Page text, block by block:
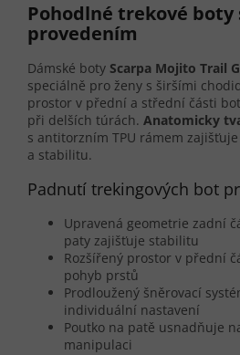
Pohodlné trekové boty
provedením
Dámské boty Scarpa Mojito Trail
speciálně pro ženy s širšími
prostor v přední a střední části
při delších túrách. Anatomicky
s antitorzním TPU rámem
a stabilitu.
Padnutí trekingových bot
Upravená geometrie zadní
paty zajišťuje stabilitu
Rozšířený prostor v přední
pohyb prstů
Prodloužený šněrovací
individuální nastavení
Poutko na patě usnadňuje
manipulaci